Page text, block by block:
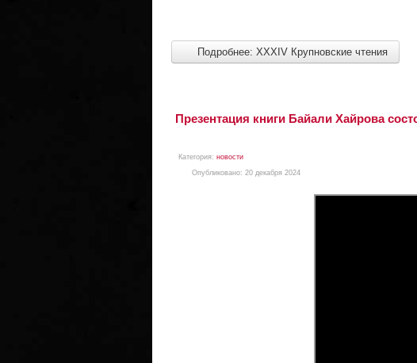
Подробнее: XXXIV Крупновские чтения
Презентация книги Байали Хайрова
Категория: новости
Опубликовано: 20 декабря 2024